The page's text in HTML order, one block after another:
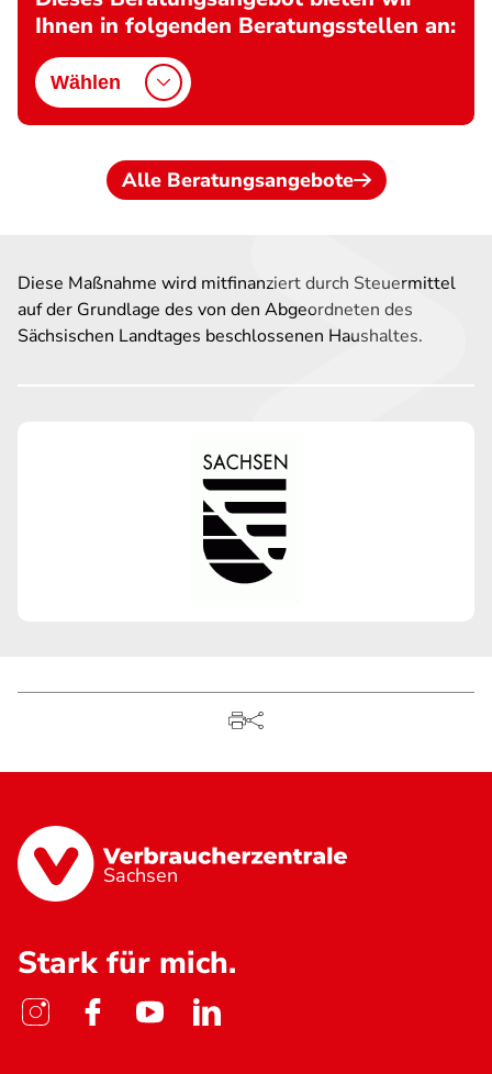
Ihnen in folgenden Beratungsstellen an:
Wählen
Alle Beratungsangebote
Diese Maßnahme wird mitfinanziert durch Steuermittel
auf der Grundlage des von den Abgeordneten des
Sächsischen Landtages beschlossenen Haushaltes.
Sachsen
Stark für mich.